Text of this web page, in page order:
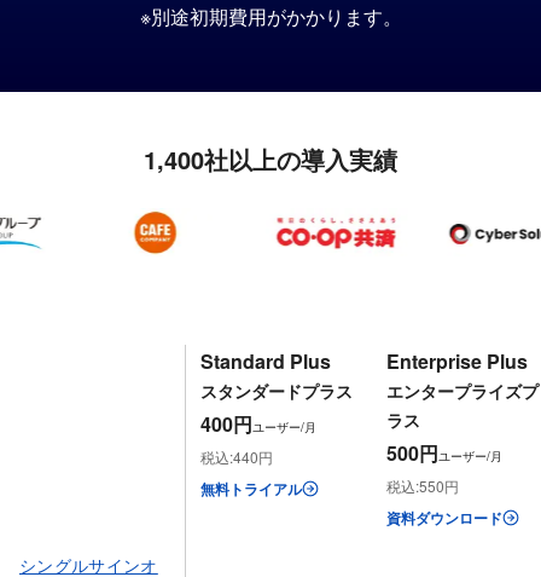
※別途初期費用が​かかります。
1,400社以上の導入実績
Standard Plus
スタンダードプラス
400円ユーザー/月
税込:440円
無料トライアル
Enterprise Plus
エンタープライズプ
ラス
500円ユーザー/月
税込:550円
資料ダウンロード
シングルサインオ